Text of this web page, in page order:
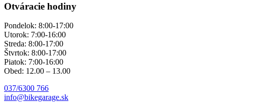
Otváracie hodiny
Pondelok: 8:00-17:00
Utorok: 7:00-16:00
Streda: 8:00-17:00
Štvrtok: 8:00-17:00
Piatok: 7:00-16:00
Obed: 12.00 – 13.00
037/6300 766
info@bikegarage.sk